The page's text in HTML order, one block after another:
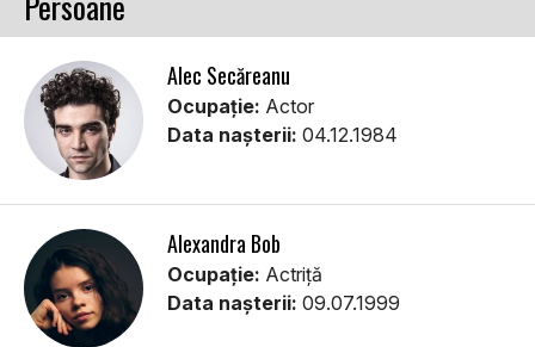
Alec Secăreanu
Ocupație: Actor
Data nașterii: 04.12.1984
Alexandra Bob
Ocupație: Actriță
Data nașterii: 09.07.1999